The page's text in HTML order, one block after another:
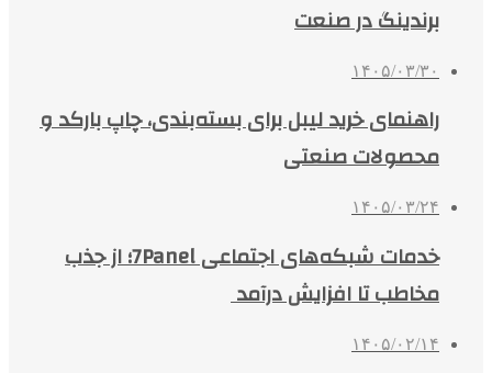
برندینگ در صنعت
۱۴۰۵/۰۳/۳۰
راهنمای خرید لیبل برای بسته‌بندی، چاپ بارکد و
محصولات صنعتی
۱۴۰۵/۰۳/۲۴
خدمات شبکه‌های اجتماعی 7Panel؛ از جذب
مخاطب تا افزایش درآمد
۱۴۰۵/۰۲/۱۴